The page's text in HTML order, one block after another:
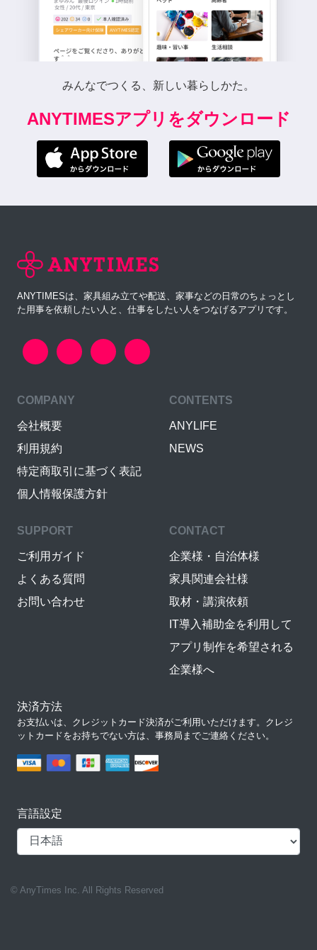
みんなでつくる、新しい暮らしかた。
ANYTIMESアプリをダウンロード
ANYTIMESは、家具組み立てや配送、家事などの日常のちょっとし
た用事を依頼したい人と、仕事をしたい人をつなげるアプリです。
COMPANY
会社概要
利用規約
特定商取引に基づく表記
個人情報保護方針
CONTENTS
ANYLIFE
NEWS
SUPPORT
ご利用ガイド
よくある質問
お問い合わせ
CONTACT
企業様・自治体様
家具関連会社様
取材・講演依頼
IT導入補助金を利用して
アプリ制作を希望される
企業様へ
決済方法
お支払いは、クレジットカード決済がご利用いただけます。クレジ
ットカードをお持ちでない方は、事務局までご連絡ください。
言語設定
© AnyTimes Inc. All Rights Reserved